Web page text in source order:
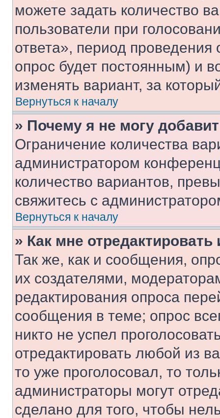
можете задать количество
пользователи при
ответа», период проведения
опрос будет постоянным) и
изменять вариант, за
Вернуться к началу
» Почему я не могу
Ограничение количества
администратором
количество вариантов,
свяжитесь с
Вернуться к началу
» Как мне
Так же, как и сообщения,
их создателями,
редактирования опроса
сообщения в теме; опрос
никто не успел
отредактировать любой из
то уже проголосовал, то
администраторы могут
сделано для того, чтобы